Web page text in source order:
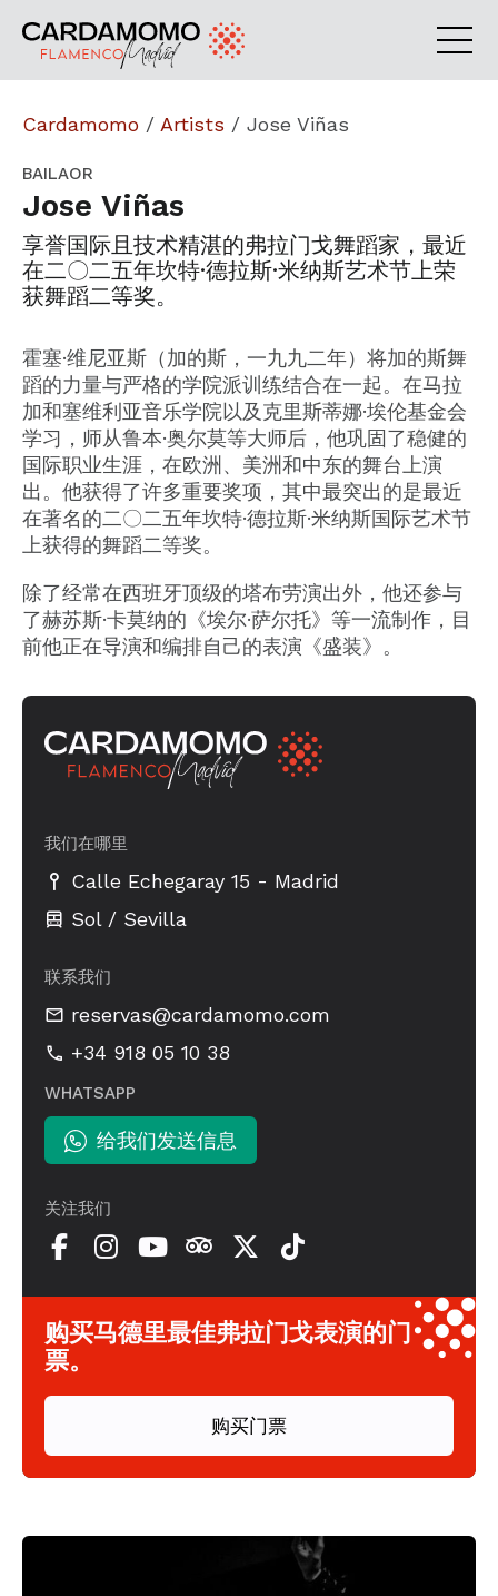
Cardamomo / Artists / Jose Viñas
BAILAOR
Jose Viñas
享誉国际且技术精湛的弗拉门戈舞蹈家，最近
在二〇二五年坎特·德拉斯·米纳斯艺术节上荣
获舞蹈二等奖。
霍塞·维尼亚斯（加的斯，一九九二年）将加的斯舞
蹈的力量与严格的学院派训练结合在一起。在马拉
加和塞维利亚音乐学院以及克里斯蒂娜·埃伦基金会
学习，师从鲁本·奥尔莫等大师后，他巩固了稳健的
国际职业生涯，在欧洲、美洲和中东的舞台上演
出。他获得了许多重要奖项，其中最突出的是最近
在著名的二〇二五年坎特·德拉斯·米纳斯国际艺术节
上获得的舞蹈二等奖。
除了经常在西班牙顶级的塔布劳演出外，他还参与
了赫苏斯·卡莫纳的《埃尔·萨尔托》等一流制作，目
前他正在导演和编排自己的表演《盛装》。
我们在哪里
Calle Echegaray 15 - Madrid
Sol / Sevilla
联系我们
reservas@cardamomo.com
+34 918 05 10 38
WHATSAPP
给我们发送信息
关注我们
购买马德里最佳弗拉门戈表演的门
票。
购买门票